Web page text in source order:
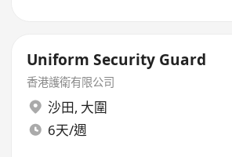
Uniform Security Guard
香港護衛有限公司
沙田, 大圍
6天/週